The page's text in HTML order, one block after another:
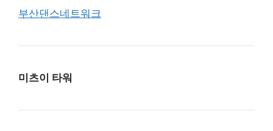
부산댄스네트워크
미츠이 타워